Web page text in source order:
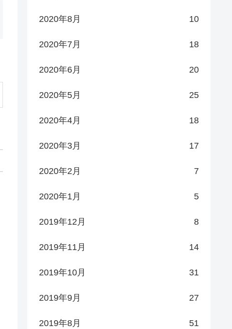
2020年8月 10
2020年7月 18
2020年6月 20
2020年5月 25
2020年4月 18
2020年3月 17
2020年2月 7
2020年1月 5
2019年12月 8
2019年11月 14
2019年10月 31
2019年9月 27
2019年8月 51